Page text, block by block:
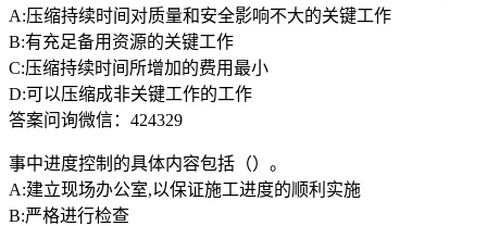
A:压缩持续时间对质量和安全影响不大的关键工作
B:有充足备用资源的关键工作
C:压缩持续时间所增加的费用最小
D:可以压缩成非关键工作的工作
答案问询微信：424329
事中进度控制的具体内容包括（）。
A:建立现场办公室,以保证施工进度的顺利实施
B:严格进行检查